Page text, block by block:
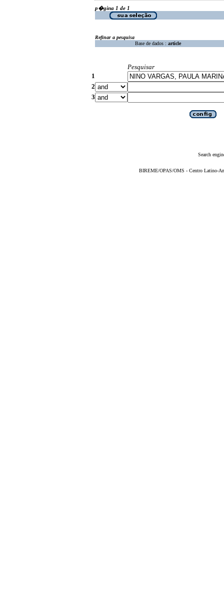
p�gina 1 de 1
Refinar a pesquisa
Base de dados : article
Pesquisar
1
2
3
Search
BIREME/OPAS/OMS - Centro Latino-